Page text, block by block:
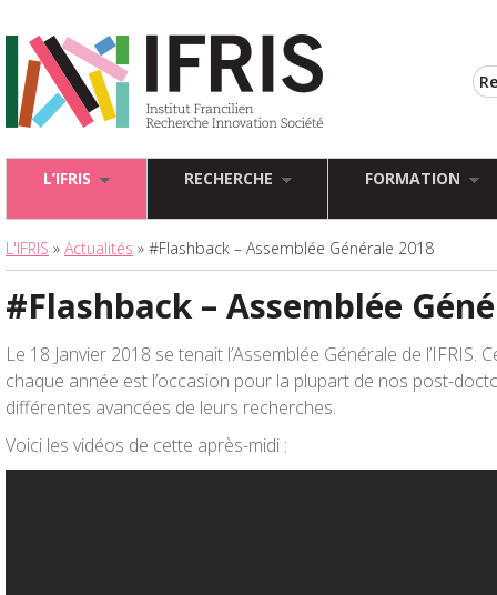
L’IFRIS RECHERCHE FORMATION
L'IFRIS » Actualités » #Flashback – Assemblée Générale 2018
#Flashback – Assemblée
Le 18 Janvier 2018 se tenait l’Assemblée Générale de l’IFRIS.
chaque année est l’occasion pour la plupart de nos post-
différentes avancées de leurs recherches.
Voici les vidéos de cette après-midi :